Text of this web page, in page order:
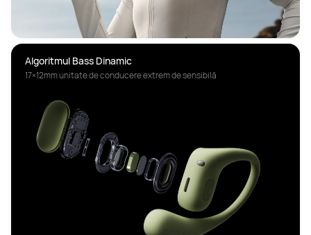
Algoritmul Bass Dinamic
17×12mm unitate de conducere extrem de sensibilă